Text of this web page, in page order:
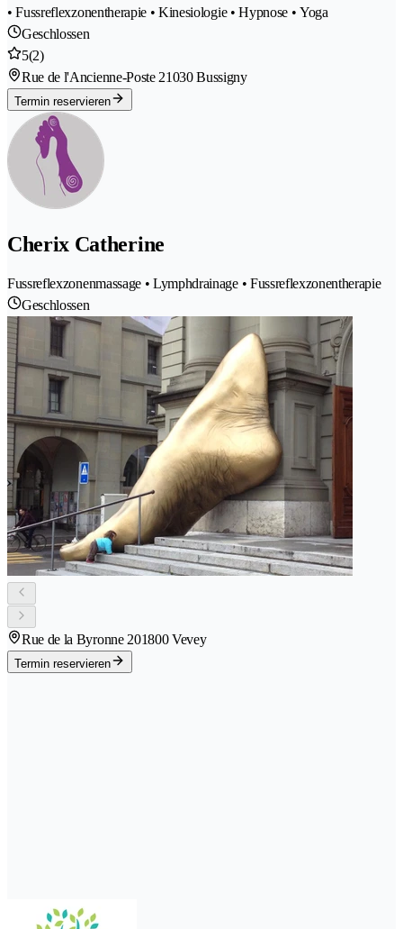
• Fussreflexzonentherapie • Kinesiologie • Hypnose • Yoga
Geschlossen
5(2)
Rue de l'Ancienne-Poste 21030 Bussigny
Termin reservieren
Cherix Catherine
Fussreflexzonenmassage • Lymphdrainage • Fussreflexzonentherapie
Geschlossen
Rue de la Byronne 201800 Vevey
Termin reservieren